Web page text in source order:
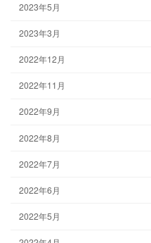
2023年5月
2023年3月
2022年12月
2022年11月
2022年9月
2022年8月
2022年7月
2022年6月
2022年5月